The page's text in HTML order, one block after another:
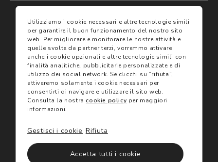
I miei preferiti
Assicurazioni
Servizi
Trova negozio
Gift Card
Termini e condizioni
Termini di vendita
Avvertenze e informazioni di sicurezza sui prodotti
Informativa sulla Privacy
Utilizzo dei cookie
Utilizziamo i cookie necessari e altre tecnologie simili
per garantire il buon funzionamento del nostro sito
web. Per migliorare e monitorare le nostre attività e
quelle svolte da partner terzi, vorremmo attivare
anche i cookie opzionali e altre tecnologie simili con
finalità analitiche, pubblicitarie personalizzate e di
utilizzo dei social network. Se clicchi su “rifiuta”,
attiveremo solamente i cookie necessari per
consentirti di navigare e utilizzare il sito web.
Consulta la nostracookie policy per maggiori
informazioni.
Accetta tutti i cookie
Rifiuta
Gestisci i cookie